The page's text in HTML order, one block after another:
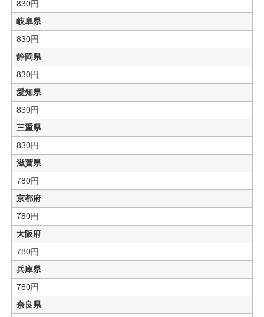
830円
岐阜県
830円
静岡県
830円
愛知県
830円
三重県
830円
滋賀県
780円
京都府
780円
大阪府
780円
兵庫県
780円
奈良県